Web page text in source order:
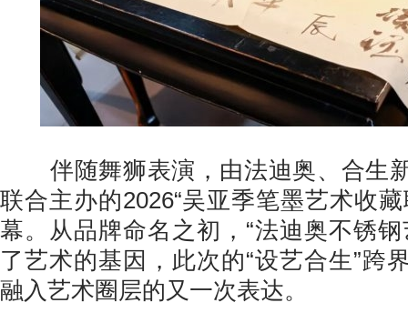
伴随舞狮表演，由法迪奥、合生
联合主办的2026“吴亚季笔墨艺术收
幕。从品牌命名之初，“法迪奥不锈
了艺术的基因，此次的“设艺合生”跨
融入艺术圈层的又一次表达。